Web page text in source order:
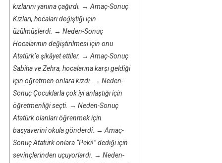
kızlarını yanına çağırdı. → Amaç-Sonuç
Kızları, hocaları değiştiği için
üzülmüşlerdi. → Neden-Sonuç
Hocalarının değiştirilmesi için onu
Atatürk’e şikâyet ettiler. → Amaç-Sonuç
Sabiha ve Zehra, hocalarına karşı geldiği
için öğretmen onlara kızdı. → Neden-
SonuçÇocuklarla çok iyi anlaştığı için
öğretmenliği seçti. → Neden-Sonuç
Atatürk olanları öğrenmek için
başyaverini okula gönderdi. → Amaç-
SonuçAtatürk onlara “Peki!” dediği için
sevinçlerinden uçuyorlardı. → Neden-